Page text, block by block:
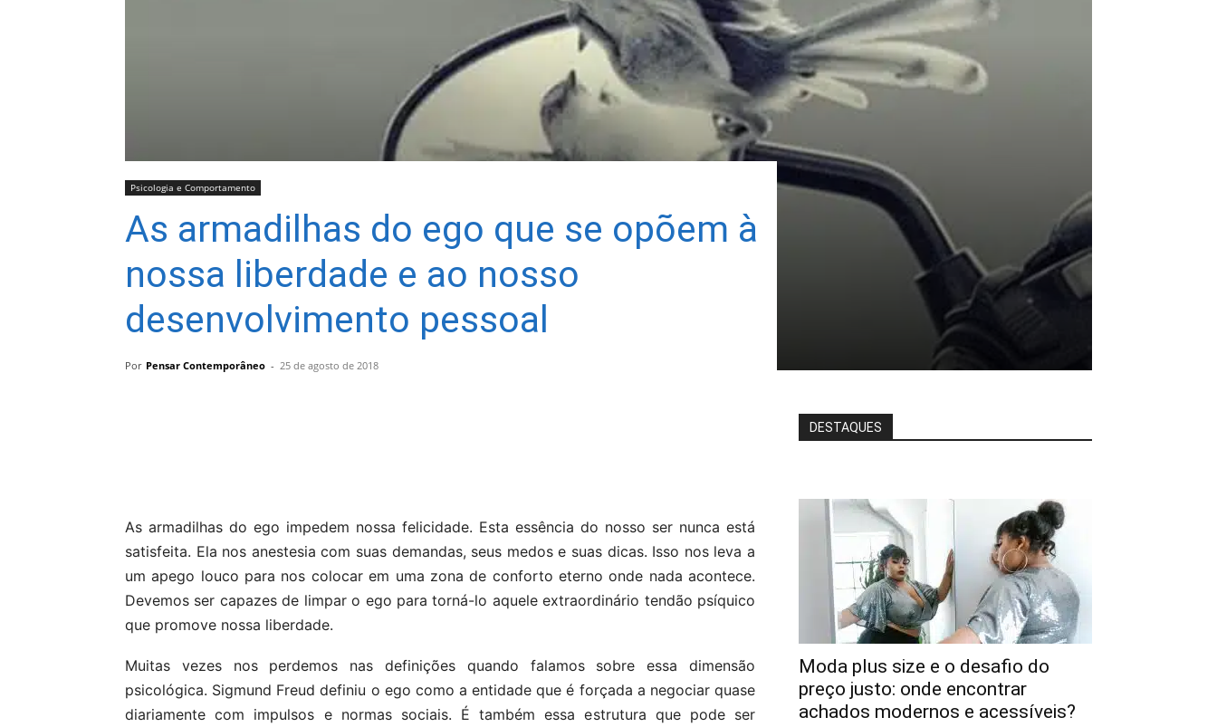
Psicologia e Comportamento
As armadilhas do ego que se opõem à
nossa liberdade e ao nosso
desenvolvimento pessoal
Por Pensar Contemporâneo - 25 de agosto de 2018
As armadilhas do ego impedem nossa felicidade. Esta essência do nosso ser nunca está
satisfeita. Ela nos anestesia com suas demandas, seus medos e suas dicas. Isso nos leva a
um apego louco para nos colocar em uma zona de conforto eterno onde nada acontece.
Devemos ser capazes de limpar o ego para torná-lo aquele extraordinário tendão psíquico
que promove nossa liberdade.
Muitas vezes nos perdemos nas definições quando falamos sobre essa dimensão
psicológica. Sigmund Freud definiu o ego como a entidade que é forçada a negociar quase
diariamente com impulsos e normas sociais. É também essa estrutura que pode ser
DESTAQUES
Moda plus size e o desafio do
preço justo: onde encontrar
achados modernos e acessíveis?